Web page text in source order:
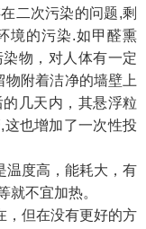
二次污染的问题,剩
境的污染.如甲醛熏
物，对人体有一定
附着洁净的墙壁上
几天内，其悬浮粒
也增加了一次性投
度高，能耗大，有
就不宜加热。
但在没有更好的方